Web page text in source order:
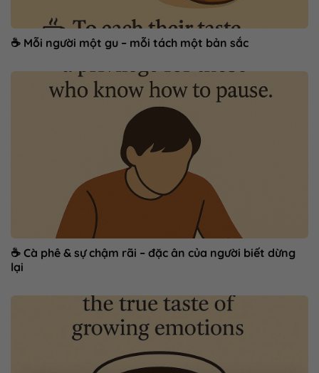
☕ Mỗi người một gu – mỗi tách một bản sắc
☕ Cà phê & sự chậm rãi – đặc ân của người biết dừng
lại